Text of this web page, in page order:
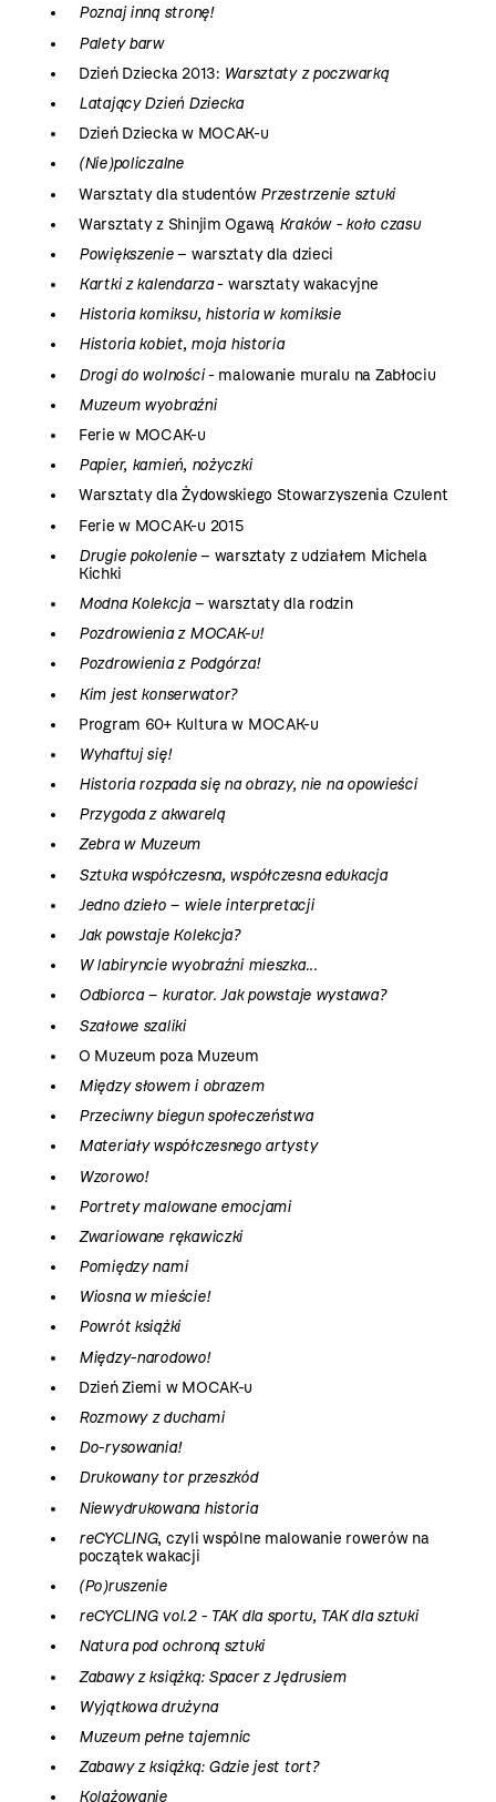
Poznaj inną stronę!
Palety barw
Dzień Dziecka 2013: Warsztaty z poczwarką
Latający Dzień Dziecka
Dzień Dziecka w MOCAK-u
(Nie)policzalne
Warsztaty dla studentówPrzestrzenie sztuki
Warsztaty z Shinjim Ogawą Kraków - koło czasu
Powiększenie– warsztaty dla dzieci
Kartki z kalendarza- warsztaty wakacyjne
Historia komiksu, historia w komiksie
Historia kobiet, moja historia
Drogi do wolności- malowanie muralu na Zabłociu
Muzeum wyobraźni
Ferie w MOCAK-u
Papier, kamień, nożyczki
Warsztaty dla Żydowskiego Stowarzyszenia Czulent
Ferie w MOCAK-u 2015
Drugie pokolenie– warsztaty z udziałem Michela
Kichki
Modna Kolekcja– warsztaty dla rodzin
Pozdrowienia z MOCAK-u!
Pozdrowienia z Podgórza!
Kim jest konserwator?
Program 60+ Kultura w MOCAK-u
Wyhaftuj się!
Historia rozpada się na obrazy, nie na opowieści
Przygoda z akwarelą
Zebra w Muzeum
Sztuka współczesna, współczesna edukacja
Jedno dzieło – wiele interpretacji
Jak powstaje Kolekcja?
W labiryncie wyobraźni mieszka...
Odbiorca – kurator. Jak powstaje wystawa?
Szałowe szaliki
O Muzeum poza Muzeum
Między słowem i obrazem
Przeciwny biegun społeczeństwa
Materiały współczesnego artysty
Wzorowo!
Portrety malowane emocjami
Zwariowane rękawiczki
Pomiędzy nami
Wiosna w mieście!
Powrót książki
Między-narodowo!
Dzień Ziemi w MOCAK-u
Rozmowy z duchami
Do-rysowania!
Drukowany tor przeszkód
Niewydrukowana historia
reCYCLING, czyli wspólne malowanie rowerów na
początek wakacji
(Po)ruszenie
reCYCLING vol.2 - TAK dla sportu, TAK dla sztuki
Natura pod ochroną sztuki
Zabawy z książką: Spacer z Jędrusiem
Wyjątkowa drużyna
Muzeum pełne tajemnic
Zabawy z książką: Gdzie jest tort?
Kolażowanie